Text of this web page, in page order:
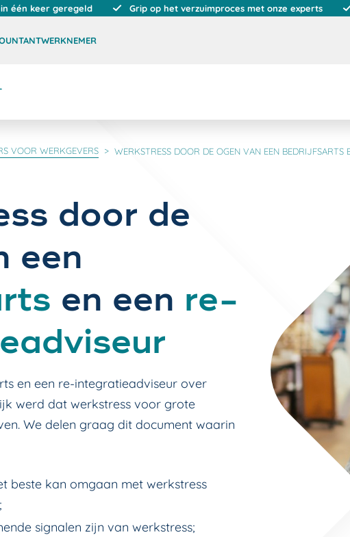
één keer geregeld Grip op het verzuimproces met onze experts
WERKNEMER
VOOR WERKGEVERS WERKSTRESS DOOR DE OGEN VAN EEN BEDRIJFSARTS
door de
een
en een re-
en een re-integratieadviseur over
werd dat werkstress voor grote
We delen graag dit document waarin
beste kan omgaan met werkstress
signalen zijn van werkstress;